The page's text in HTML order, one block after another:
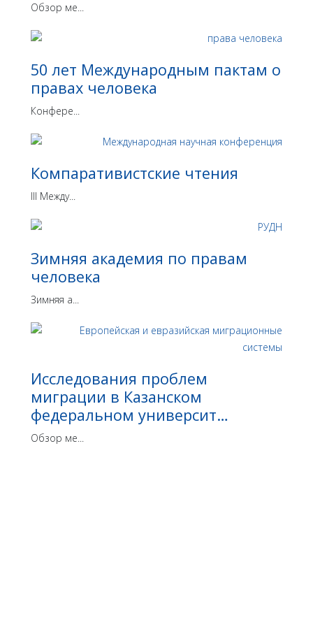
Обзор ме...
50 лет Международным пактам о
правах человека
Конфере...
Компаративистские чтения
III Между...
Зимняя академия по правам
человека
Зимняя а...
Исследования проблем
миграции в Казанском
федеральном университ…
Обзор ме...